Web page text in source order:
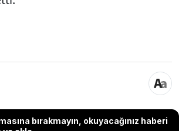
bırakmayın, okuyacağınız haberi